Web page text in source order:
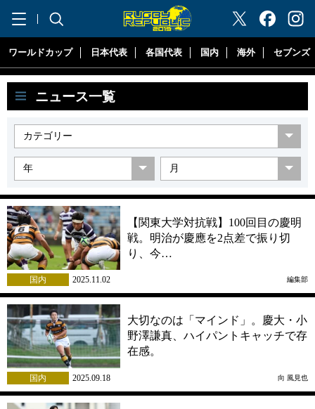
"ラグビーリパブリック"
ワールドカップ 日本代表 各国代表 国内 海外 セブンズ
ニュース一覧
【関東大学対抗戦】100回目の慶明
戦。明治が慶應を2点差で振り切
り、今…
国内 2025.11.02 編集部
大切なのは「マインド」。慶大・小
野澤謙真、ハイパントキャッチで存
在感。
国内 2025.09.18 向 風見也